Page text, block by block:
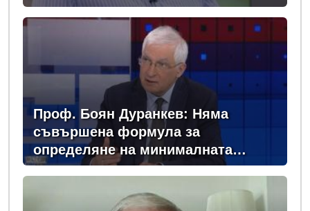
според БАБХ – няма
Проф. Боян Дуранкев: Няма
съвършена формула за
определяне на минималната
заплата